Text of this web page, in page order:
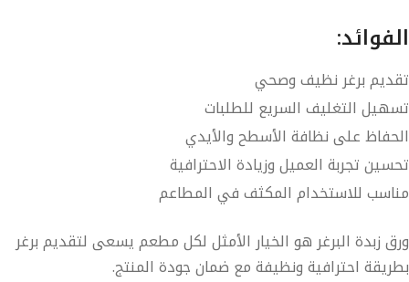
الفوائد:
تقديم برغر نظيف وصحي
تسهيل التغليف السريع للطلبات
الحفاظ على نظافة الأسطح والأيدي
تحسين تجربة العميل وزيادة الاحترافية
مناسب للاستخدام المكثف في المطاعم
ورق زبدة البرغر هو الخيار الأمثل لكل مطعم يسعى لتقديم برغر
بطريقة احترافية ونظيفة مع ضمان جودة المنتج.